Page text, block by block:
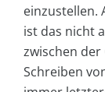
einzustellen.
ist das nicht
zwischen
Schreiben